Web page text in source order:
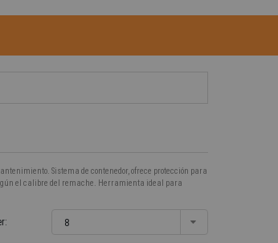
Sistema de contenedor, ofrece protección para
el calibre del remache. Herramienta ideal para
8